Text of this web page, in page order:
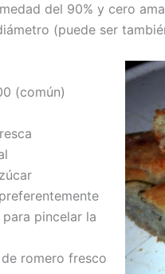
del 90% y cero
(puede ser
(común)
pincelar la
romero fresco